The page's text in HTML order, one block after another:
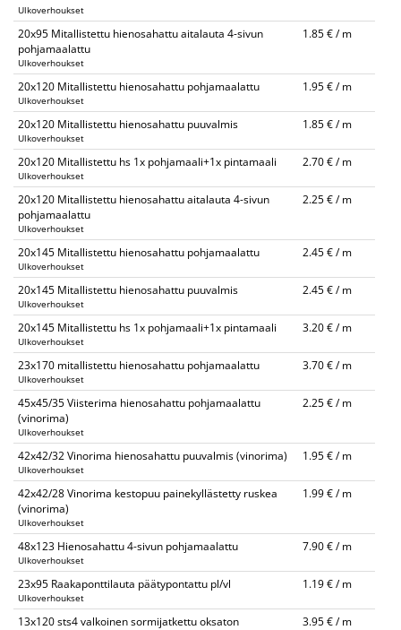
Ulkoverhoukset
20x95 Mitallistettu hienosahattu aitalauta 4-sivun
pohjamaalattu
Ulkoverhoukset
1.85 € / m
20x120 Mitallistettu hienosahattu pohjamaalattu
Ulkoverhoukset
1.95 € / m
20x120 Mitallistettu hienosahattu puuvalmis
Ulkoverhoukset
1.85 € / m
20x120 Mitallistettu hs 1x pohjamaali+1x pintamaali
Ulkoverhoukset
2.70 € / m
20x120 Mitallistettu hienosahattu aitalauta 4-sivun
pohjamaalattu
Ulkoverhoukset
2.25 € / m
20x145 Mitallistettu hienosahattu pohjamaalattu
Ulkoverhoukset
2.45 € / m
20x145 Mitallistettu hienosahattu puuvalmis
Ulkoverhoukset
2.45 € / m
20x145 Mitallistettu hs 1x pohjamaali+1x pintamaali
Ulkoverhoukset
3.20 € / m
23x170 mitallistettu hienosahattu pohjamaalattu
Ulkoverhoukset
3.70 € / m
45x45/35 Viisterima hienosahattu pohjamaalattu
(vinorima)
Ulkoverhoukset
2.25 € / m
42x42/32 Vinorima hienosahattu puuvalmis (vinorima)
Ulkoverhoukset
1.95 € / m
42x42/28 Vinorima kestopuu painekyllästetty ruskea
(vinorima)
Ulkoverhoukset
1.99 € / m
48x123 Hienosahattu 4-sivun pohjamaalattu
Ulkoverhoukset
7.90 € / m
23x95 Raakaponttilauta päätypontattu pl/vl
Ulkoverhoukset
1.19 € / m
13x120 sts4 valkoinen sormijatkettu oksaton
3.95 € / m